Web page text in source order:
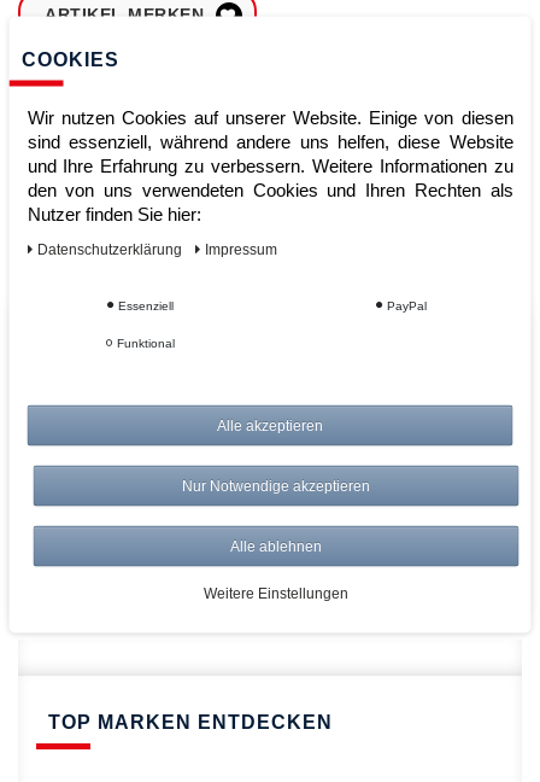
ARTIKEL MERKEN
Sofort lieferbar
Vom Profi für Profis - Ihre Vorteile
Versandkostenfrei ab 150€
Risikolos: 14 Tage Rückgabe
Über 20.000 Artikel
Schnelle Lieferung
TOP MARKEN ENTDECKEN
COOKIES
Wir nutzen Cookies auf unserer Website. Einige von diesen
sind essenziell, während andere uns helfen, diese Website
und Ihre Erfahrung zu verbessern. Weitere Informationen zu
den von uns verwendeten Cookies und Ihren Rechten als
Nutzer finden Sie hier:
Daten­schutz­erklärung Impressum
Essenziell PayPal
Funktional
Alle akzeptieren
Nur Notwendige akzeptieren
Alle ablehnen
Weitere Einstellungen